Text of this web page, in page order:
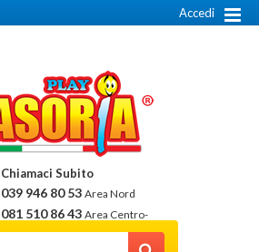
Accedi
Chiamaci Subito
039 946 80 53 Area Nord
081 510 86 43 Area Centro-
Sud